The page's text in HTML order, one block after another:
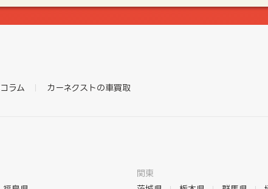
ラム カーネクストの車買取
関東